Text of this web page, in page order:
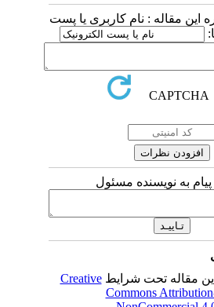
این مقاله : نام کاربری یا پست
به نویسنده مسئول
مقاله تحت شرایطCreative
Commons